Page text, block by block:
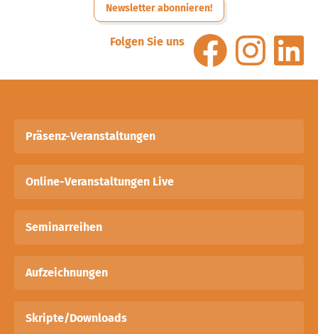
Newsletter abonnieren!
Folgen Sie uns
Präsenz-Veranstaltungen
Online-Veranstaltungen Live
Seminarreihen
Aufzeichnungen
Skripte/Downloads